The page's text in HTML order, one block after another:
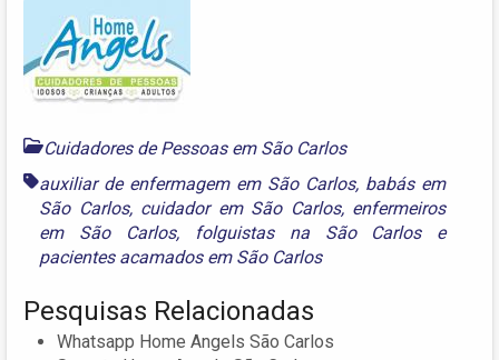
Cuidadores de Pessoas em São Carlos
auxiliar de enfermagem em São Carlos, babás em
São Carlos, cuidador em São Carlos, enfermeiros
em São Carlos, folguistas na São Carlose
pacientes acamados em São Carlos
Pesquisas Relacionadas
Whatsapp Home Angels São Carlos